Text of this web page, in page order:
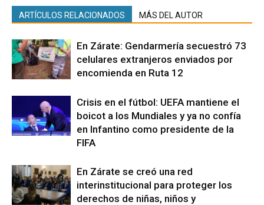
ARTÍCULOS RELACIONADOS MÁS DEL AUTOR
En Zárate: Gendarmería secuestró 73
celulares extranjeros enviados por
encomienda en Ruta 12
Crisis en el fútbol: UEFA mantiene el
boicot a los Mundiales y ya no confía
en Infantino como presidente de la
FIFA
En Zárate se creó una red
interinstitucional para proteger los
derechos de niñas, niños y